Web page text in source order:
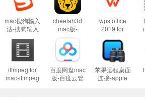
当你遇到上述问题的时候：
1、首先这样设置试试：
开启任何来源
然而有的应用开启了任何来源还是不行，这是
签名应用的权限，这时候就需要通过过“终端”执行
证。
mac搜狗输入
法-搜狗输入
v6.11.0.9114
cheetah3d
mac版-
for mac下载
v7.5.1
wps office
2019 for
office 2019
mac版下载
v5.0.0(7550)
iffmpeg for
mac-iffmpeg
百度网盘mac
版-百度云管
苹果远程桌面
连接-apple